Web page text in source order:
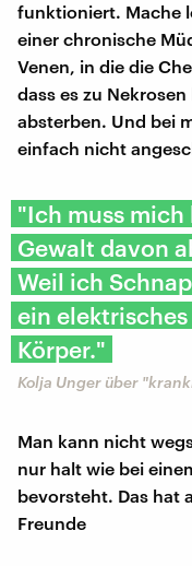
funktioniert. Mache
einer chronische
Venen, in die die
dass es zu
absterben. Und bei
einfach nicht
"Ich muss
Gewalt davon
Weil ich
ein
Körper."
Kolja Unger über
Man kann nicht
nur halt wie bei
bevorsteht. Das hat
Freunde